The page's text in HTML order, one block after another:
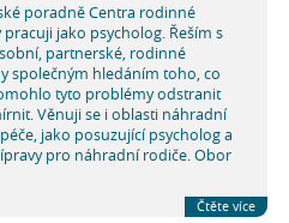
poradně Centra rodinné
jako psycholog. Řeším s
partnerské, rodinné
společným hledáním toho, co
tyto problémy odstranit
Věnuji se i oblasti náhradní
jako posuzující psycholog a
pro náhradní rodiče. Obor
Čtěte více